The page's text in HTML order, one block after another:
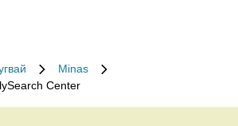
Minas
Center